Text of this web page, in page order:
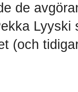
de
Lyyski
(och